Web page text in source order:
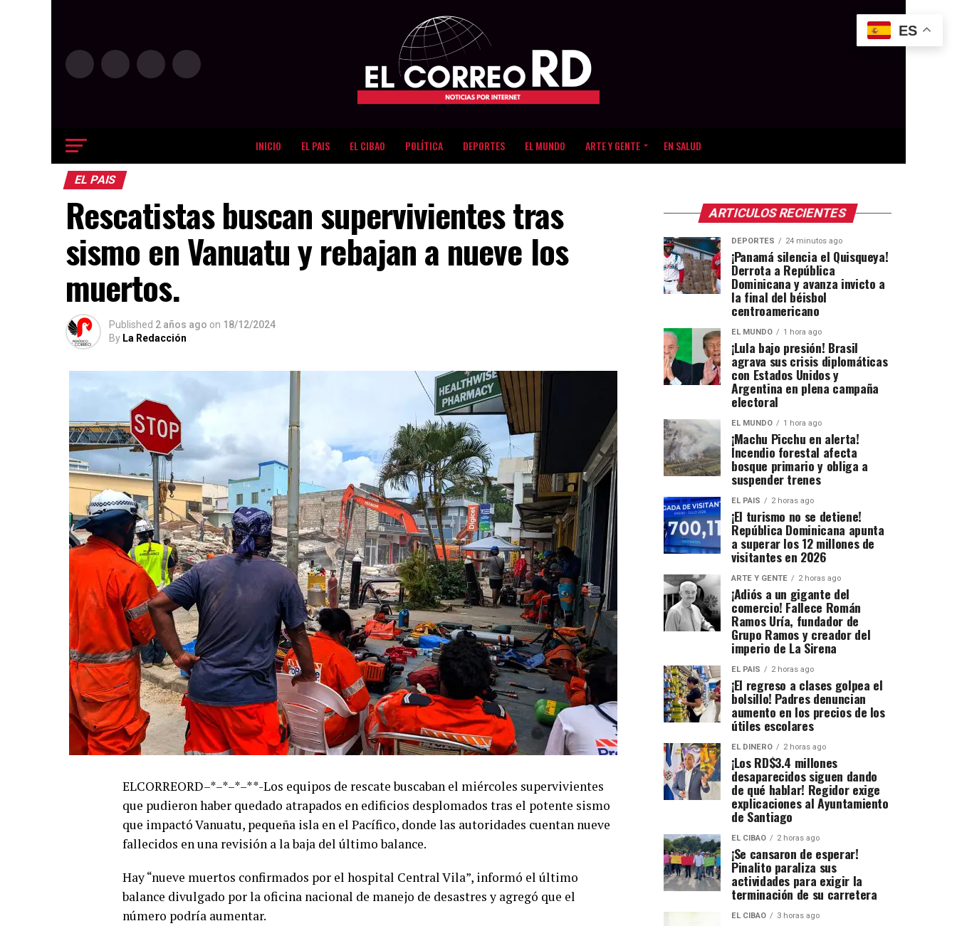
INICIO EL PAIS EL CIBAO POLÍTICA DEPORTES EL MUNDO ARTE Y GENTE EN SALUD
EL PAIS
Rescatistas buscan supervivientes tras
sismo en Vanuatu y rebajan a nueve los
muertos.
Published 2 años ago on 18/12/2024
By La Redacción
ELCORREORD–*–*–*–**-Los equipos de rescate buscaban el miércoles supervivientes
que pudieron haber quedado atrapados en edificios desplomados tras el potente sismo
que impactó Vanuatu, pequeña isla en el Pacífico, donde las autoridades cuentan nueve
fallecidos en una revisión a la baja del último balance.
Hay “nueve muertos confirmados por el hospital Central Vila”, informó el último
balance divulgado por la oficina nacional de manejo de desastres y agregó que el
número podría aumentar.
ARTICULOS RECIENTES
DEPORTES 24 minutos ago
¡Panamá silencia el Quisqueya!
Derrota a República
Dominicana y avanza invicto a
la final del béisbol
centroamericano
EL MUNDO 1 hora ago
¡Lula bajo presión! Brasil
agrava sus crisis diplomáticas
con Estados Unidos y
Argentina en plena campaña
electoral
EL MUNDO 1 hora ago
¡Machu Picchu en alerta!
Incendio forestal afecta
bosque primario y obliga a
suspender trenes
EL PAIS 2 horas ago
¡El turismo no se detiene!
República Dominicana apunta
a superar los 12 millones de
visitantes en 2026
ARTE Y GENTE 2 horas ago
¡Adiós a un gigante del
comercio! Fallece Román
Ramos Uría, fundador de
Grupo Ramos y creador del
imperio de La Sirena
EL PAIS 2 horas ago
¡El regreso a clases golpea el
bolsillo! Padres denuncian
aumento en los precios de los
útiles escolares
EL DINERO 2 horas ago
¡Los RD$3.4 millones
desaparecidos siguen dando
de qué hablar! Regidor exige
explicaciones al Ayuntamiento
de Santiago
EL CIBAO 2 horas ago
¡Se cansaron de esperar!
Pinalito paraliza sus
actividades para exigir la
terminación de su carretera
EL CIBAO 3 horas ago
ES